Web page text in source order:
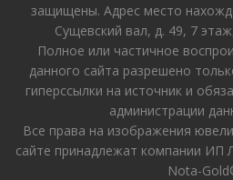
защищены. Адрес место
Сущевский вал, д. 49, 7
Полное или частичное
данного сайта разрешено
гиперссылки на источник и
администрации
Все права на изображения
сайте принадлежат компании ИП
Nota-